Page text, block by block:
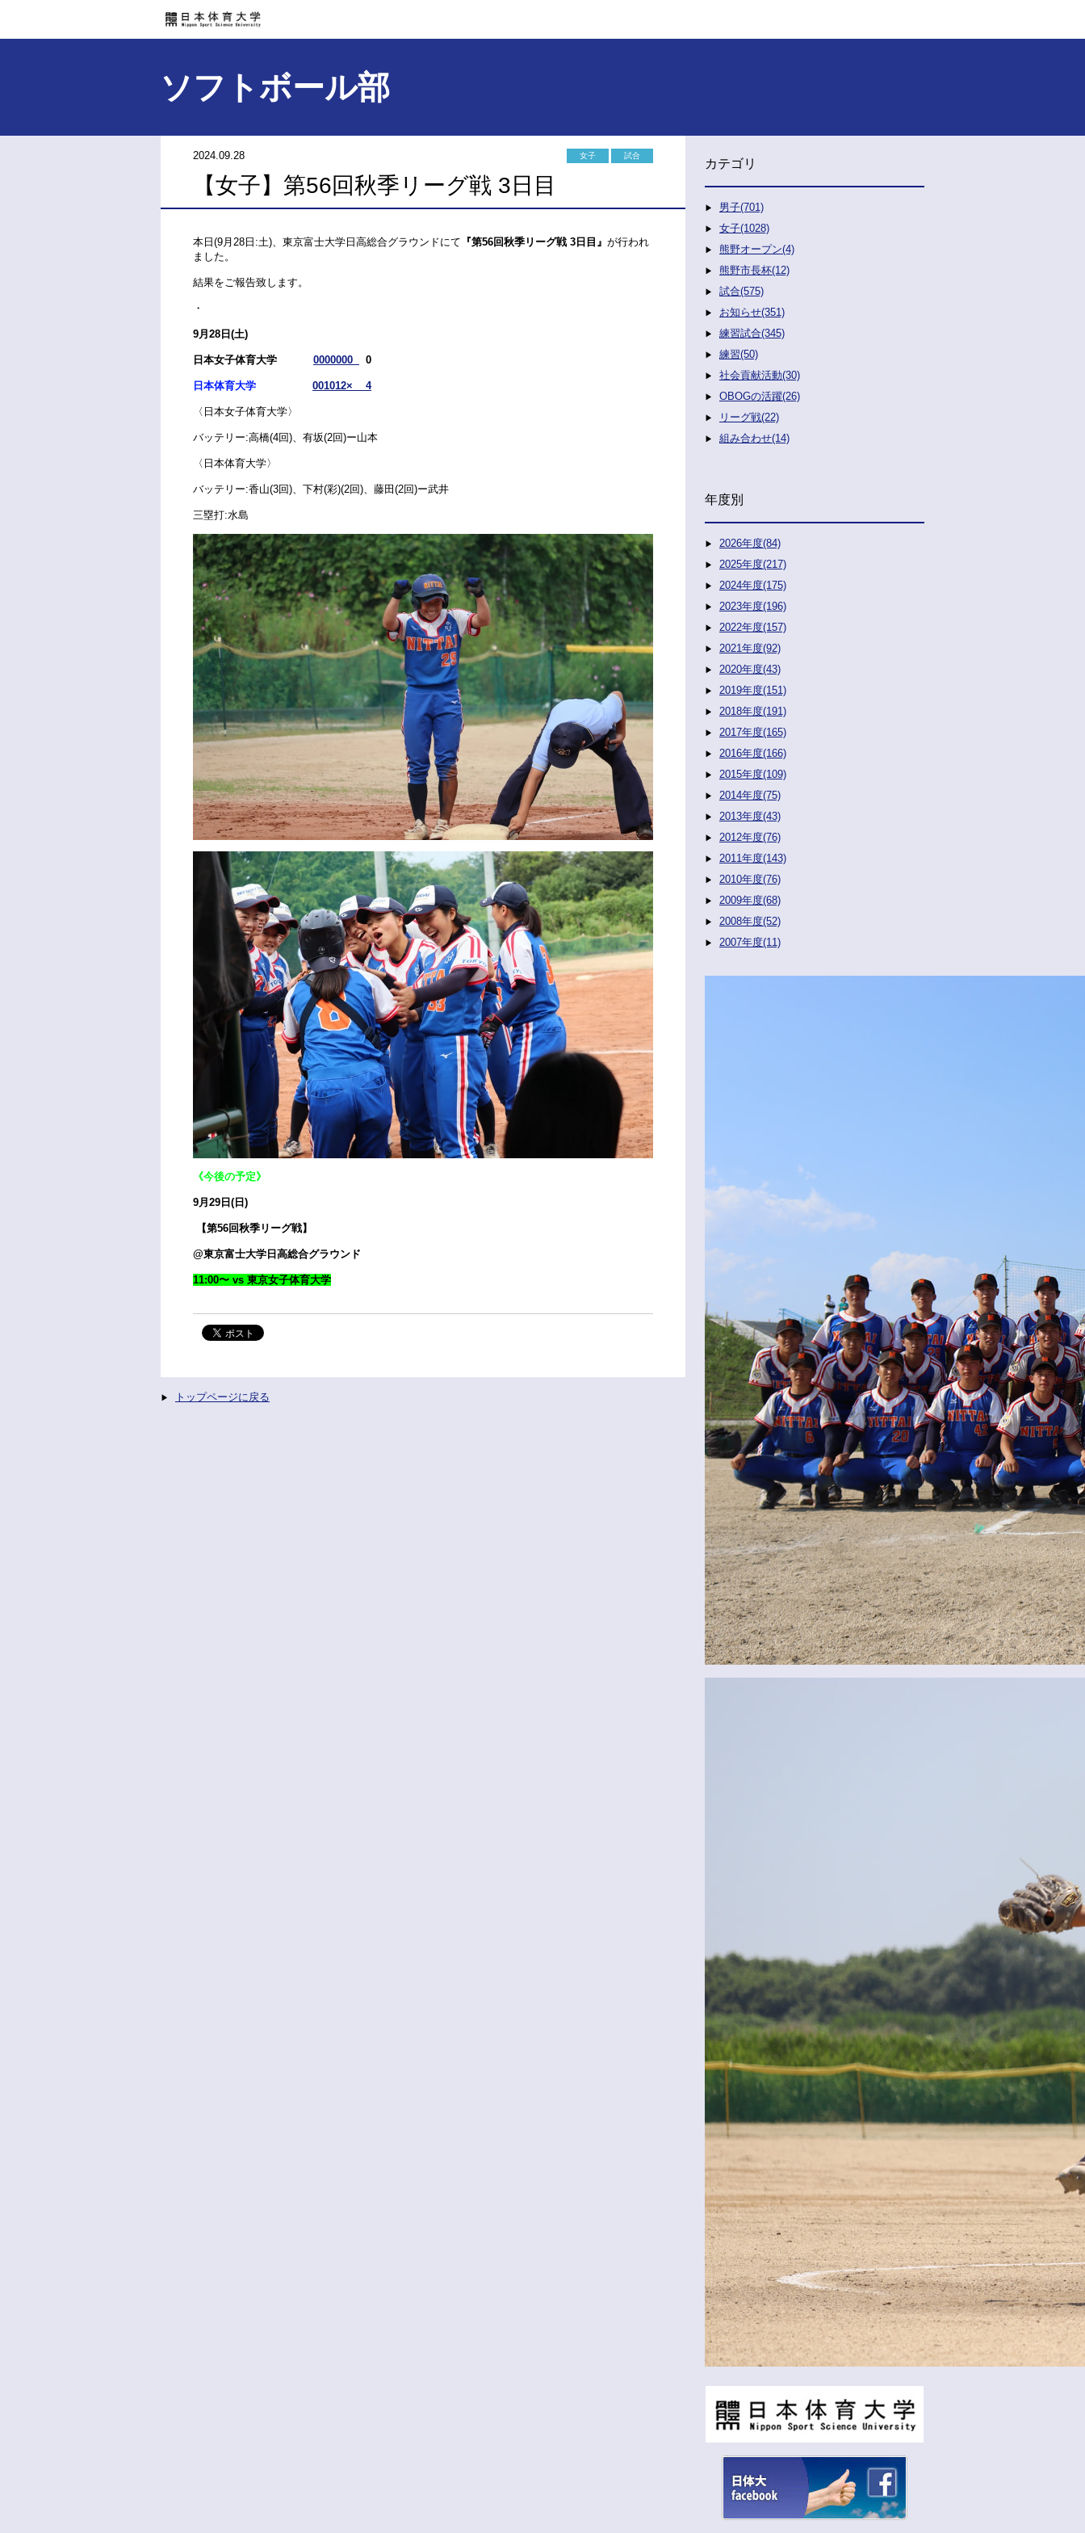
ソフトボール部
2024.09.28 女子 試合
【女子】第56回秋季リーグ戦 3日目
本日(9月28日:土)、東京富士大学日高総合グラウンドにて 『第56回秋季リーグ戦 3日目』 が行われ
ました。
結果をご報告致します。
・
9月28日(土)
日本女子体育大学 0000000 0
日本体育大学 001012× 4
〈日本女子体育大学〉
バッテリー:高橋(4回)、有坂(2回)ー山本
〈日本体育大学〉
バッテリー:香山(3回)、下村(彩)(2回)、藤田(2回)ー武井
三塁打:水島
《今後の予定》
9月29日(日)
【第56回秋季リーグ戦】
@東京富士大学日高総合グラウンド
11:00〜 vs 東京女子体育大学
トップページに戻る
カテゴリ
男子(701)
女子(1028)
熊野オープン(4)
熊野市長杯(12)
試合(575)
お知らせ(351)
練習試合(345)
練習(50)
社会貢献活動(30)
OBOGの活躍(26)
リーグ戦(22)
組み合わせ(14)
年度別
2026年度(84)
2025年度(217)
2024年度(175)
2023年度(196)
2022年度(157)
2021年度(92)
2020年度(43)
2019年度(151)
2018年度(191)
2017年度(165)
2016年度(166)
2015年度(109)
2014年度(75)
2013年度(43)
2012年度(76)
2011年度(143)
2010年度(76)
2009年度(68)
2008年度(52)
2007年度(11)